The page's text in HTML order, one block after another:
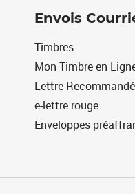
Envois
Timbres
Mon Timbre en
Lettre
e-lettre rouge
Enveloppes